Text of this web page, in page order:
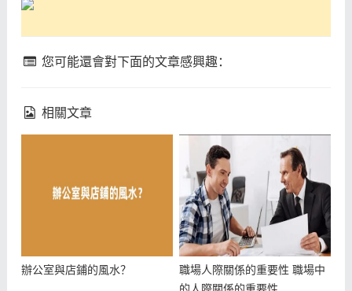
您可能還會對下面的文章感興趣：
相關文章
辦公室與店鋪的風水？
職場人際關係的重要性 職場中